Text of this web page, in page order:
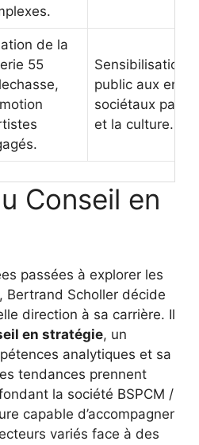
de la
55
Sensibilisation
public aux
sociétaux par
et la culture.
Conseil en
passées à explorer les
Bertrand Scholler décide
direction à sa carrière. Il
en stratégie, un
analytiques et sa
tendances prennent
la société BSPCM /
capable d’accompagner
variés face à des